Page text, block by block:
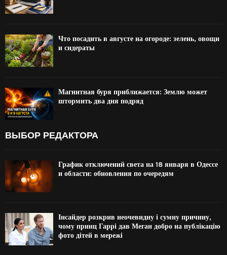
Что посадить в августе на огороде: зелень, овощи
и сидераты
Магнитная буря приближается: Землю может
штормить два дня подряд
ВЫБОР РЕДАКТОРА
График отключений света на 18 января в Одессе
и области: обновления по очередям
Інсайдер розкрив неочевидну і сумну причину,
чому принц Гаррі дав Меган добро на публікацію
фото дітей в мережі